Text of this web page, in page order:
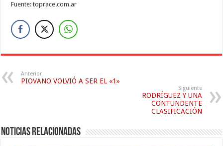
Fuente: toprace.com.ar
Anterior
PIOVANO VOLVIÓ A SER EL «1»
Siguiente
RODRÍGUEZ Y UNA
CONTUNDENTE
CLASIFICACIÓN
Noticias relacionadas